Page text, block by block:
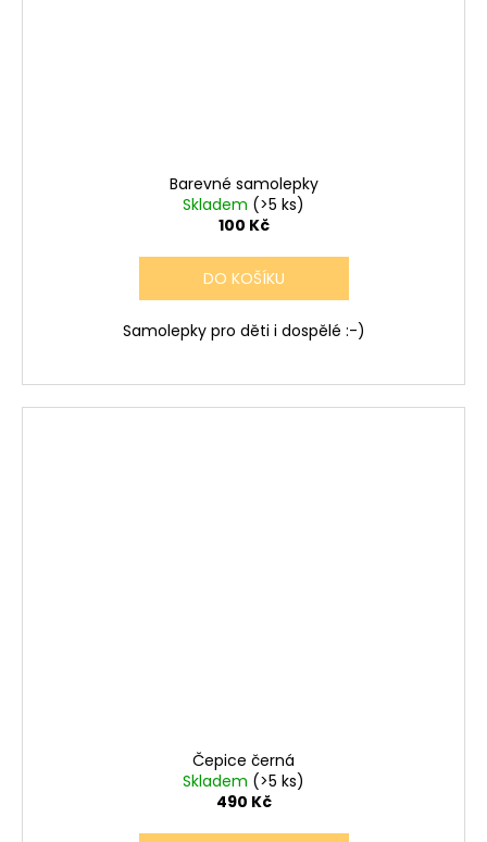
Barevné samolepky
Skladem (>5 ks)
100 Kč
DO KOŠÍKU
Samolepky pro děti i dospělé :-)
Čepice černá
Skladem (>5 ks)
490 Kč